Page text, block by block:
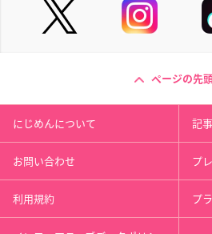
ページの先
にじめんについて 記
お問い合わせ プ
利用規約 プ